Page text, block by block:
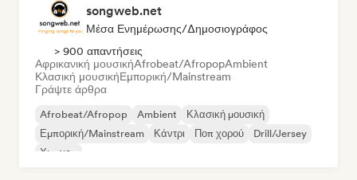
songweb.net
Μέσα Ενημέρωσης/Δημοσιογράφος
> 900 απαντήσεις
Αφρικανική μουσικήAfrobeat/AfropopAmbient
Κλασική μουσικήΕμπορική/Mainstream
Γράψτε άρθρα
Afrobeat/Afropop Ambient
Κλασική μουσική
Εμπορική/Mainstream
Κάντρι Ποπ χορού
Drill/Jersey
Χιπ-χοπ